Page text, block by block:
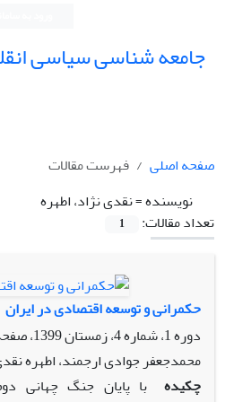
جامعه شناسی سیاسی
صفحه اصلی
فهرست مقالات
نویسنده =نقدی نژاد، اطهره
تعداد مقالات:
1
حکمرانی و توسعه اقتصادی در ایران
دوره 1، شماره 4، زمستان 1399، صفحه
محمدجعفر جوادی ارجمند، اطهره
چکیده
با پایان جنگ چهانی